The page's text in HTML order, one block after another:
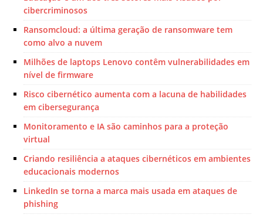
cibercriminosos
Ransomcloud: a última geração de ransomware tem
como alvo a nuvem
Milhões de laptops Lenovo contêm vulnerabilidades em
nível de firmware
Risco cibernético aumenta com a lacuna de habilidades
em cibersegurança
Monitoramento e IA são caminhos para a proteção
virtual
Criando resiliência a ataques cibernéticos em ambientes
educacionais modernos
LinkedIn se torna a marca mais usada em ataques de
phishing